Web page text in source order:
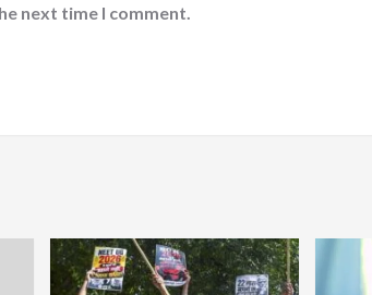
next time I comment.